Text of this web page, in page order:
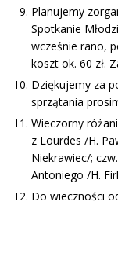
Planujemy
Spotkanie
wcześnie rano,
koszt ok. 60 zł.
Dziękujemy za
sprzątania
Wieczorny
z Lourdes /H.
Niekrawiec/;
Antoniego /H.
Do wieczności